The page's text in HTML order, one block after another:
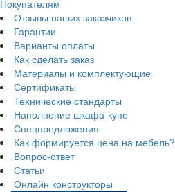
Покупателям
Отзывы наших заказчиков
Гарантии
Варианты оплаты
Как сделать заказ
Материалы и комплектующие
Сертификаты
Технические стандарты
Наполнение шкафа-купе
Спецпредложения
Как формируется цена на мебель?
Вопрос-ответ
Статьи
Онлайн конструкторы